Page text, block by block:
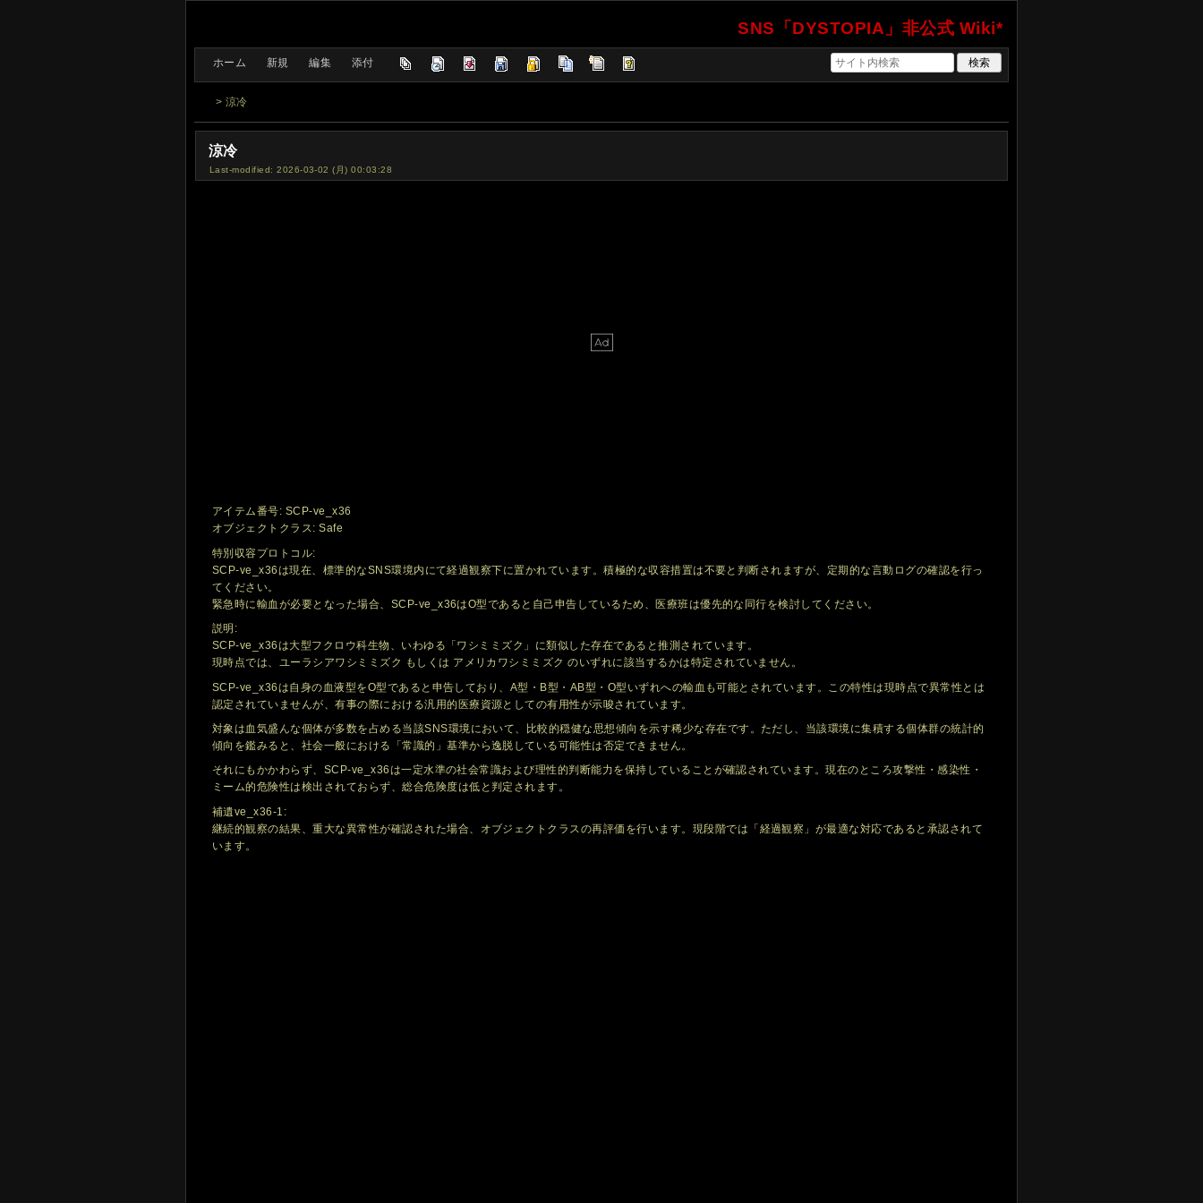
SNS「DYSTOPIA」非公式 Wiki*
ホーム 新規 編集 添付
> 涼冷
涼冷
Last-modified: 2026-03-02 (月) 00:03:28
アイテム番号: SCP-ve_x36
オブジェクトクラス: Safe
特別収容プロトコル:
SCP-ve_x36は現在、標準的なSNS環境内にて経過観察下に置かれています。積極的な収容措置は不要と判断されますが、定期的な言動ログの確認を行っ
てください。
緊急時に輸血が必要となった場合、SCP-ve_x36はO型であると自己申告しているため、医療班は優先的な同行を検討してください。
説明:
SCP-ve_x36は大型フクロウ科生物、いわゆる「ワシミミズク」に類似した存在であると推測されています。
現時点では、ユーラシアワシミミズク もしくは アメリカワシミミズク のいずれに該当するかは特定されていません。
SCP-ve_x36は自身の血液型をO型であると申告しており、A型・B型・AB型・O型いずれへの輸血も可能とされています。この特性は現時点で異常性とは
認定されていませんが、有事の際における汎用的医療資源としての有用性が示唆されています。
対象は血気盛んな個体が多数を占める当該SNS環境において、比較的穏健な思想傾向を示す稀少な存在です。ただし、当該環境に集積する個体群の統計的
傾向を鑑みると、社会一般における「常識的」基準から逸脱している可能性は否定できません。
それにもかかわらず、SCP-ve_x36は一定水準の社会常識および理性的判断能力を保持していることが確認されています。現在のところ攻撃性・感染性・
ミーム的危険性は検出されておらず、総合危険度は低と判定されます。
補遺ve_x36-1:
継続的観察の結果、重大な異常性が確認された場合、オブジェクトクラスの再評価を行います。現段階では「経過観察」が最適な対応であると承認されて
います。